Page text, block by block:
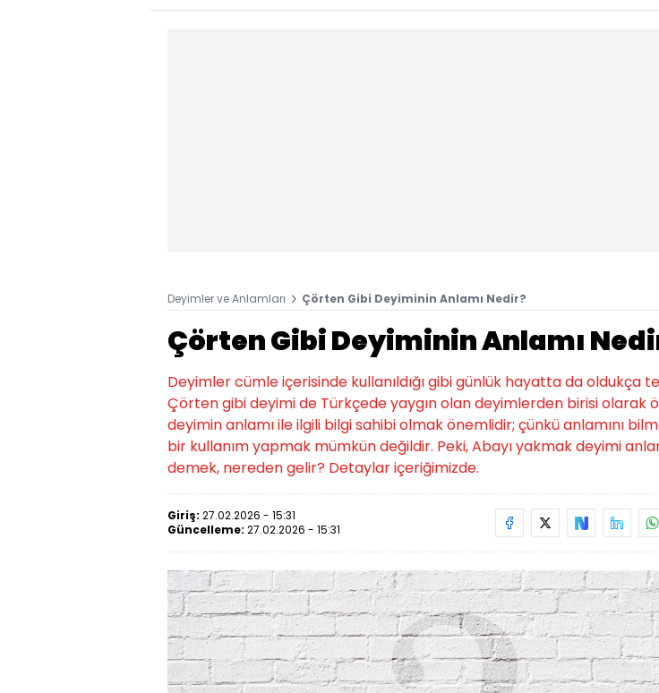
Deyimler ve Anlamları Çörten Gibi Deyiminin Anlamı Nedir?
Çörten Gibi Deyiminin Anlamı
Deyimler cümle içerisinde kullanıldığı gibi günlük hayatta da oldukça
Çörten gibi deyimi de Türkçede yaygın olan deyimlerden birisi olarak
deyimin anlamı ile ilgili bilgi sahibi olmak önemlidir; çünkü anlamını
bir kullanım yapmak mümkün değildir. Peki, Abayı yakmak deyimi
demek, nereden gelir? Detaylar içeriğimizde.
Giriş: 27.02.2026 - 15:31
Güncelleme: 27.02.2026 - 15:31